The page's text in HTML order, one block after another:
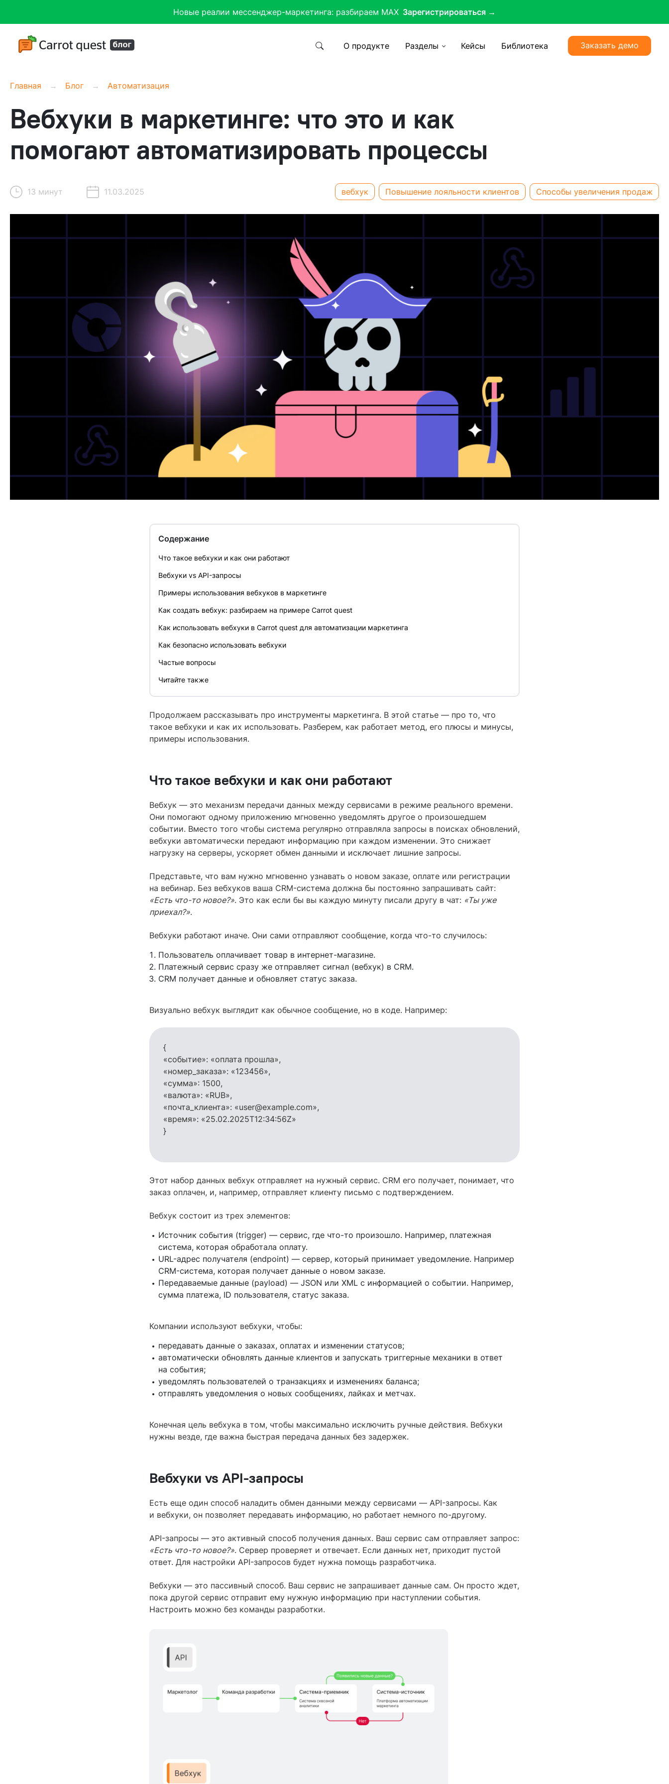
Новые реалии мессенджер-маркетинга: разбираем MAX Зарегистрироваться →
О продукте Разделы Кейсы Библиотека Заказать демо
Главная Блог Автоматизация
Вебхуки в маркетинге: что это и как
помогают автоматизировать процессы
13 минут 11.03.2025 вебхук Повышение лояльности клиентов Способы увеличения продаж
Содержание
Что такое вебхуки и как они работают
Вебхуки vs API-запросы
Примеры использования вебхуков в маркетинге
Как создать вебхук: разбираем на примере Carrot quest
Как использовать вебхуки в Carrot quest для автоматизации маркетинга
Как безопасно использовать вебхуки
Частые вопросы
Читайте также
Продолжаем рассказывать про инструменты маркетинга. В этой статье — про то, что
такое вебхуки и как их использовать. Разберем, как работает метод, его плюсы и минусы,
примеры использования.
Что такое вебхуки и как они работают
Вебхук — это механизм передачи данных между сервисами в режиме реального времени.
Они помогают одному приложению мгновенно уведомлять другое о произошедшем
событии. Вместо того чтобы система регулярно отправляла запросы в поисках обновлений,
вебхуки автоматически передают информацию при каждом изменении. Это снижает
нагрузку на серверы, ускоряет обмен данными и исключает лишние запросы.
Представьте, что вам нужно мгновенно узнавать о новом заказе, оплате или регистрации
на вебинар. Без вебхуков ваша CRM-система должна бы постоянно запрашивать сайт:
«Есть что-то новое?». Это как если бы вы каждую минуту писали другу в чат: «Ты уже
приехал?».
Вебхуки работают иначе. Они сами отправляют сообщение, когда что-то случилось:
Пользователь оплачивает товар в интернет-магазине.
Платежный сервис сразу же отправляет сигнал (вебхук) в CRM.
CRM получает данные и обновляет статус заказа.
Визуально вебхук выглядит как обычное сообщение, но в коде. Например:
{
«событие»: «оплата прошла»,
«номер_заказа»: «123456»,
«сумма»: 1500,
«валюта»: «RUB»,
«почта_клиента»: «user@example.com»,
«время»: «25.02.2025T12:34:56Z»
}
Этот набор данных вебхук отправляет на нужный сервис. CRM его получает, понимает, что
заказ оплачен, и, например, отправляет клиенту письмо с подтверждением.
Вебхук состоит из трех элементов:
Источник события (trigger) — сервис, где что-то произошло. Например, платежная
система, которая обработала оплату.
URL-адрес получателя (endpoint) — сервер, который принимает уведомление. Например
CRM-система, которая получает данные о новом заказе.
Передаваемые данные (payload) — JSON или XML с информацией о событии. Например,
сумма платежа, ID пользователя, статус заказа.
Компании используют вебхуки, чтобы:
передавать данные о заказах, оплатах и изменении статусов;
автоматически обновлять данные клиентов и запускать триггерные механики в ответ
на события;
уведомлять пользователей о транзакциях и изменениях баланса;
отправлять уведомления о новых сообщениях, лайках и метчах.
Конечная цель вебхука в том, чтобы максимально исключить ручные действия. Вебхуки
нужны везде, где важна быстрая передача данных без задержек.
Вебхуки vs API-запросы
Есть еще один способ наладить обмен данными между сервисами — API-запросы. Как
и вебхуки, он позволяет передавать информацию, но работает немного по-другому.
API-запросы — это активный способ получения данных. Ваш сервис сам отправляет запрос:
«Есть что-то новое?». Сервер проверяет и отвечает. Если данных нет, приходит пустой
ответ. Для настройки API-запросов будет нужна помощь разработчика.
Вебхуки — это пассивный способ. Ваш сервис не запрашивает данные сам. Он просто ждет,
пока другой сервис отправит ему нужную информацию при наступлении события.
Настроить можно без команды разработки.